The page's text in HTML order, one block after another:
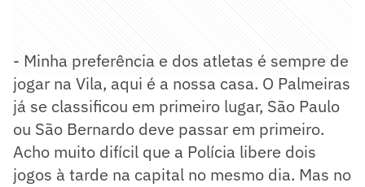
- Minha preferência e dos atletas é sempre de
jogar na Vila, aqui é a nossa casa. O Palmeiras
já se classificou em primeiro lugar, São Paulo
ou São Bernardo deve passar em primeiro.
Acho muito difícil que a Polícia libere dois
jogos à tarde na capital no mesmo dia. Mas no